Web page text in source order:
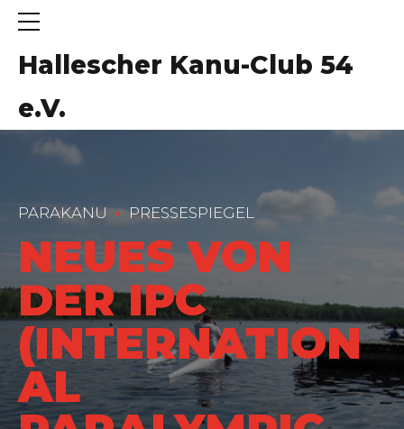
Hallescher Kanu-Club 54
e.V.
PARAKANU PRESSESPIEGEL
NEUES VON
DER IPC
(INTERNATION
AL